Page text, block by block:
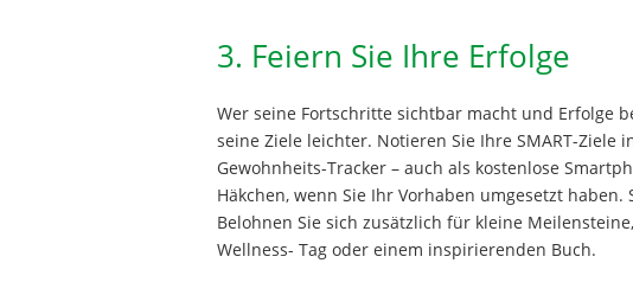
3. Feiern Sie Ihre Erfolge
Wer seine Fortschritte sichtbar macht und Erfolge
seine Ziele leichter. Notieren Sie Ihre SMART-Ziele
Gewohnheits-Tracker – auch als kostenlose
Häkchen, wenn Sie Ihr Vorhaben umgesetzt
Belohnen Sie sich zusätzlich für kleine
Wellness- Tag oder einem inspirierenden Buch.